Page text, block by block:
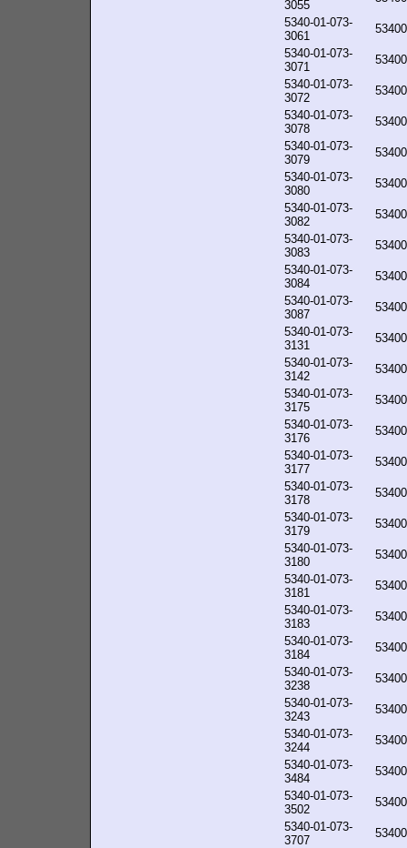
3055
5340-01-073-
3061
5340-01-073-
3071
5340-01-073-
3072
5340-01-073-
3078
5340-01-073-
3079
5340-01-073-
3080
5340-01-073-
3082
5340-01-073-
3083
5340-01-073-
3084
5340-01-073-
3087
5340-01-073-
3131
5340-01-073-
3142
5340-01-073-
3175
5340-01-073-
3176
5340-01-073-
3177
5340-01-073-
3178
5340-01-073-
3179
5340-01-073-
3180
5340-01-073-
3181
5340-01-073-
3183
5340-01-073-
3184
5340-01-073-
3238
5340-01-073-
3243
5340-01-073-
3244
5340-01-073-
3484
5340-01-073-
3502
5340-01-073-
3707